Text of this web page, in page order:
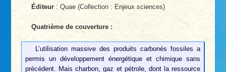
Éditeur: Quae (Collection : Enjeux sciences)
Quatrième de couverture :
L’utilisation massive des produits carbonés fossiles a
permis un développement énergétique et chimique sans
précédent. Mais charbon, gaz et pétrole, dont la ressource